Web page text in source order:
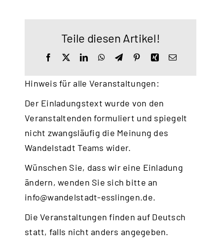
Teile diesen Artikel!
Facebook LinkedInWhatsApp
TelegramPinterestXingE-
Hinweis für alle Veranstaltungen:
Der Einladungstext wurde von den
Veranstaltenden formuliert und spiegelt
nicht zwangsläufig die Meinung des
Wandelstadt Teams wider.
Wünschen Sie, dass wir eine Einladung
ändern, wenden Sie sich bitte an
info@wandelstadt-esslingen.de.
Die Veranstaltungen finden auf Deutsch
statt, falls nicht anders angegeben.